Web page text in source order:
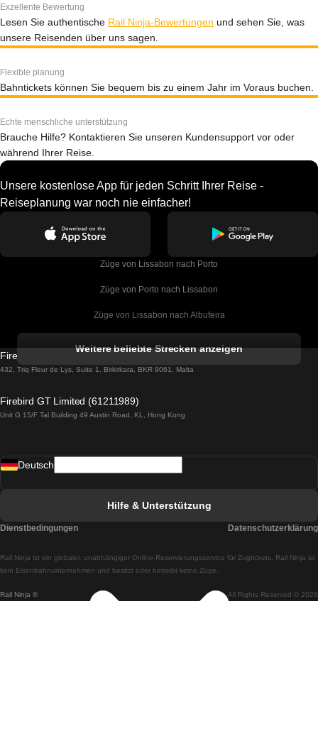
Exzellente Bewertung
Lesen Sie authentische Rail Ninja-Bewertungen und sehen Sie, was
unsere Reisenden über uns sagen.
Flexible planung
Bahntickets können Sie bequem bis zu einem Jahr im Voraus buchen.
Echte menschliche unterstützung
Brauche Hilfe? Kontaktieren Sie unseren Kundensupport vor oder
während Ihrer Reise.
Unsere kostenlose App für jeden Schritt Ihrer Reise -
Reiseplanung war noch nie einfacher!
Züge von Lissabon nach Porto
Züge von Porto nach Lissabon
Züge von Lissabon nach Albufeira
Züge von Lissabon nach Lagos
Züge von Lissabon nach Madrid
Züge von Lissabon nach Braga
Züge von Braga nach Lissabon
Weitere beliebte Strecken anzeigen
Firebird GT Limited (OC 1451)
432, Triq Fleur de Lys, Suite 1, Birkirkara, BKR 9061, Malta
Firebird GT Limited (61211989)
Unit G 15/F Tal Building 49 Austin Road, KL, Hong Kong
Rail Ninja ® All Rights Reserved © 2026
Rail.Ninja ist ein globaler, unabhängiger Online-Reservierungsservice für Zugtickets. Rail Ninja ist
kein Eisenbahnunternehmen und besitzt oder betreibt keine Züge.
Deutsch
Hilfe & Unterstützung
Dienstbedingungen Datenschutzerklärung